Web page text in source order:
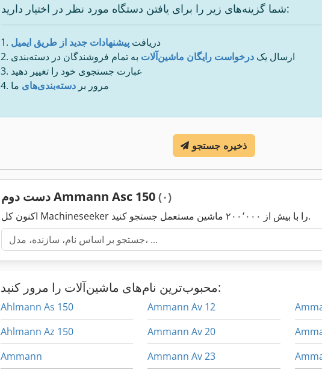
شما گزینه‌های زیر را برای یافتن دستگاه مورد نظر در اختیار دارید:
دریافت پیشنهادات جدید از طریق ایمیل
ارسال یک درخواست رایگان ماشین‌آلات به تمام فروشندگان در دسته‌بندی
عبارت جستجوی خود را تغییر دهید
مرور بر دسته‌بندی‌های ما
ذخیره جستجو
دست دوم Ammann Asc 150 (۰)
اکنون کل Machineseeker را با بیش از ۲۰۰٬۰۰۰ ماشین مستعمل جستجو کنید.
محبوب‌ترین نام‌های ماشین‌آلات را مرور کنید:
Ahlmann As 150
Ahlmann Az 150
Ammann
Ammann Av 12
Ammann Av 20
Ammann Av 23